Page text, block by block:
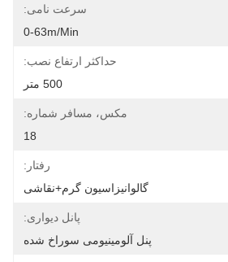
سرعت نامی:
0-63m/min
حداکثر ارتفاع نصب:
500 متر
مکس، مسافر شماره:
18
رفتار:
گالوانیزاسیون گرم+نقاشی
پانل دیواری:
پنل آلومینیومی سوراخ شده